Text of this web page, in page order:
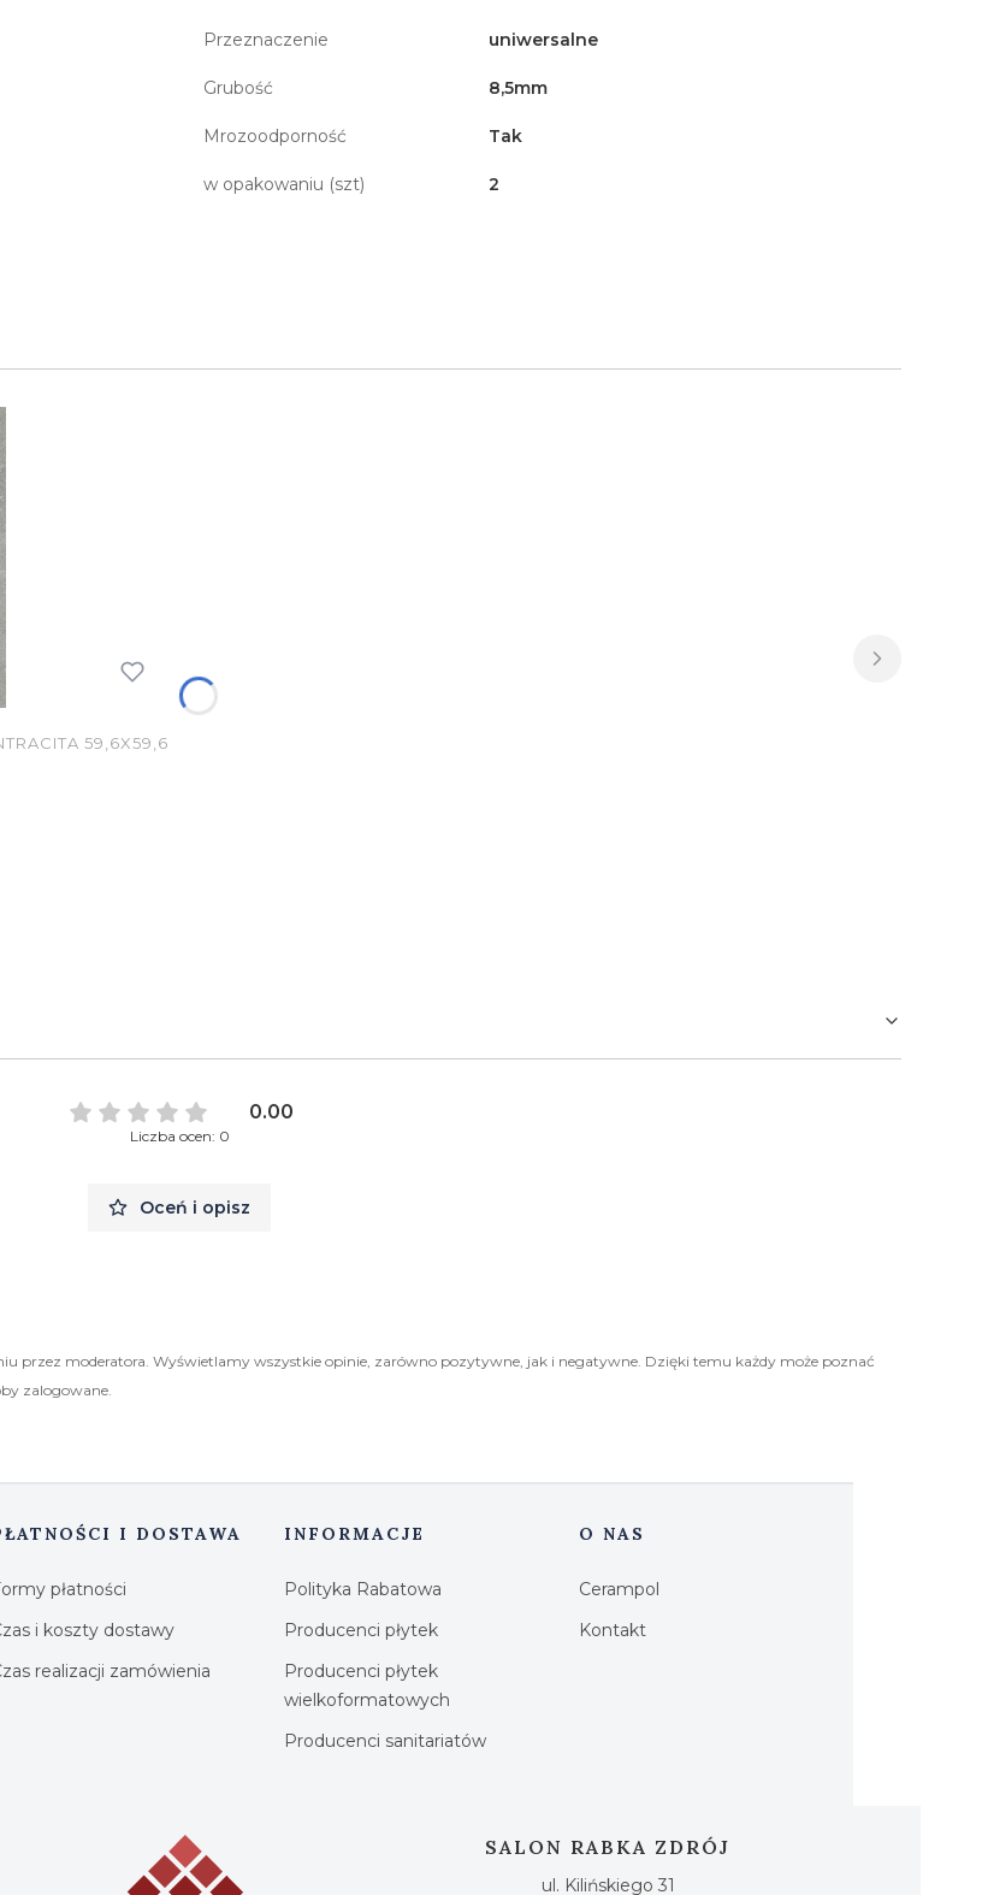
Przeznaczenie uniwersalne
Grubość 8,5mm
Mrozoodporność Tak
w opakowaniu (szt) 2
59,6X59,6
0.00
Liczba ocen: 0
Oceń i opisz
przez moderatora. Wyświetlamy wszystkie opinie, zarówno pozytywne, jak i negatywne. Dzięki temu każdy może poznać
zalogowane.
I DOSTAWA
płatności
i koszty dostawy
realizacji zamówienia
INFORMACJE
Polityka Rabatowa
Producenci płytek
Producenci płytek
wielkoformatowych
Producenci sanitariatów
O NAS
Cerampol
Kontakt
SALON RABKA ZDRÓJ
ul. Kilińskiego 31